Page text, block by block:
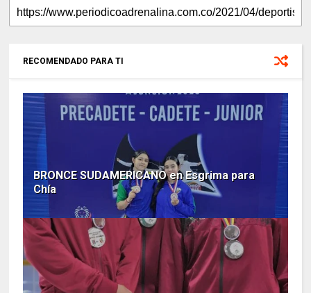
RECOMENDADO PARA TI
BRONCE SUDAMERICANO en Esgrima para
Chía